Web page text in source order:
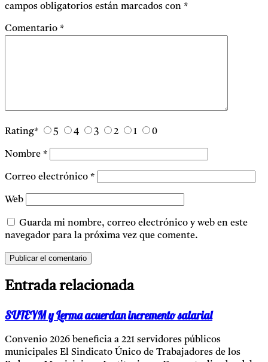
campos obligatorios están marcados con *
Comentario *
Rating* 5 4 3 2 1 0
Nombre *
Correo electrónico *
Web
Guarda mi nombre, correo electrónico y web en este
navegador para la próxima vez que comente.
Entrada relacionada
SUTEYM y Lerma acuerdan incremento salarial
Convenio 2026 beneficia a 221 servidores públicos
municipales El Sindicato Único de Trabajadores de los